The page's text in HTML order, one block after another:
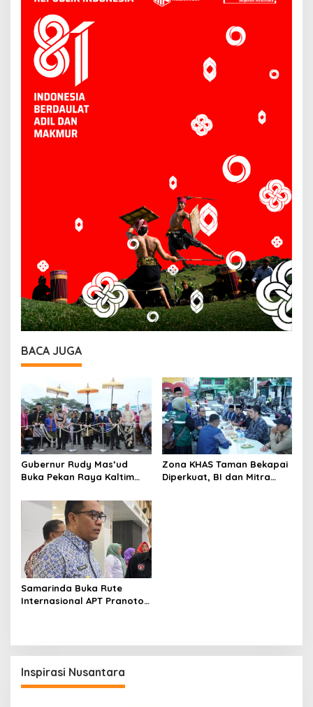
BACA JUGA
Gubernur Rudy Mas’ud
Buka Pekan Raya Kaltim
Lokal Jadi Fokus
Zona KHAS Taman Bekapai
Diperkuat, BI dan Mitra
Samarinda Buka Rute
Internasional APT Pranoto
Inspirasi Nusantara